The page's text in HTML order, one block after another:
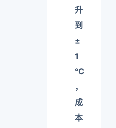
升
到
±
1
℃
，
成
本